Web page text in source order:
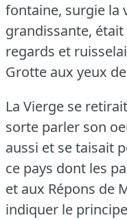
fontaine, surgie la
grandissante,
regards et
Grotte aux yeux
La Vierge se
sorte parler son
aussi et se taisait
ce pays dont les
et aux Répons de
indiquer le